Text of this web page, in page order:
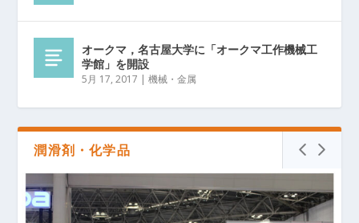
オークマ，名古屋大学に「オークマ工作機械工
学館」を開設
5月 17, 2017 |機械・金属
潤滑剤・化学品